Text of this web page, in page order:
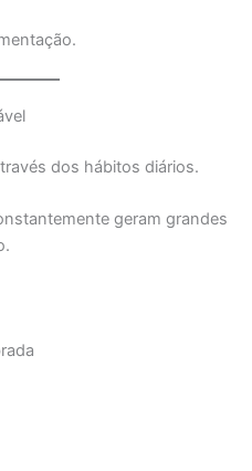
dos hábitos diários.
geram grandes